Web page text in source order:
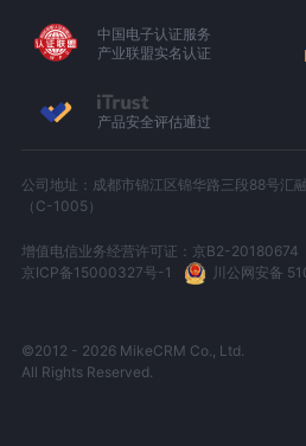
中国电子认证服务
产业联盟实名认证
产品安全评估通过
公司地址：成都市锦江区锦华路三段88号汇
（C-1005）
增值电信业务经营许可证：京B2-20180674
京ICP备15000327号-1
川公网安备
©2012 - 2026 MikeCRM Co., Ltd.
All Rights Reserved.